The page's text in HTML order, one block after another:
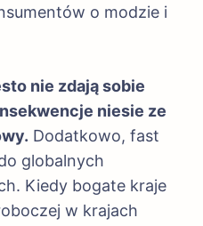
o modzie i
nie zdają sobie
niesie ze
Dodatkowo, fast
globalnych
Kiedy bogate kraje
w krajach